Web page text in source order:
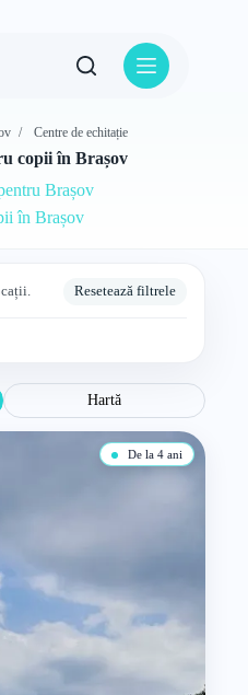
/ Centre de echitație
copii în Brașov
Brașov
în Brașov
Resetează filtrele
Hartă
De la 4 ani